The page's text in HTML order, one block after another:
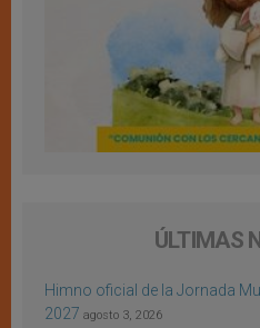
ÚLTIMAS
Himno oficial de la Jornada
2027 agosto 3, 2026